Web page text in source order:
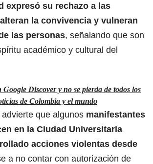
expresó su rechazo a las
la convivencia y vulneran
las personas, señalando que son
académico y cultural del
Discover y no se pierda de todos los
de Colombia y el mundo
que algunos manifestantes
en la Ciudad Universitaria
acciones violentas desde
a no contar con autorización de